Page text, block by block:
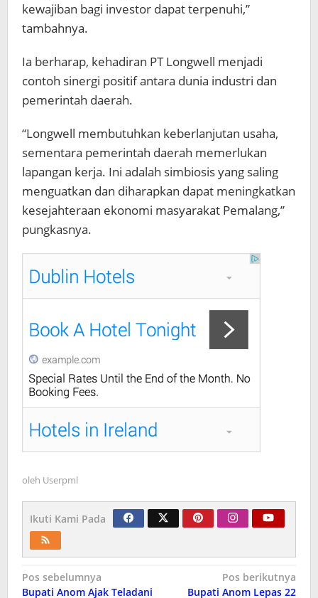
kewajiban bagi investor dapat terpenuhi,”
tambahnya.
Ia berharap, kehadiran PT Longwell menjadi
contoh sinergi positif antara dunia industri dan
pemerintah daerah.
“Longwell membutuhkan keberlanjutan usaha,
sementara pemerintah daerah memerlukan
lapangan kerja. Ini adalah simbiosis yang saling
menguatkan dan diharapkan dapat meningkatkan
kesejahteraan ekonomi masyarakat Pemalang,”
pungkasnya.
oleh Userpml
Ikuti Kami Pada
Navigasi
Pos sebelumnya
Bupati Anom Ajak Teladani
Pos berikutnya
Bupati Anom Lepas 22